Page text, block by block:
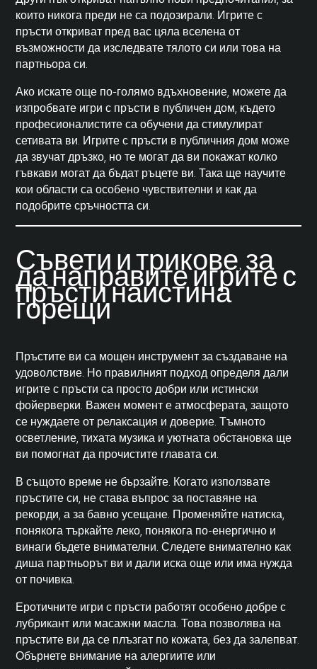
които никога преди не са подозирали. Игрите с
пръсти откриват пред вас цяла вселена от
възможности да изследвате тялото си или това на
партньора си.
Ако искате още по-голямо вдъхновение, можете да
изпробвате игри с пръсти в публичен дом, където
професионалистите са обучени да стимулират
сетивата ви. Игрите с пръсти в публичния дом може
да звучат дръзко, но те могат да ви покажат колко
гъвкави могат да бъдат ръцете ви. Така ще научите
кои области са особено чувствителни и как да
подобрите сръчността си.
Съвети и трикове, за
да направите игрите с
пръсти наистина
горещи
Пръстите ви са мощен инструмент за създаване на
удоволствие. Но правилният подход определя дали
игрите с пръсти са просто добри или истински
фойерверки. Важен момент е атмосферата, защото
се нуждаете от релаксация и доверие. Тъмното
осветление, тихата музика и уютната обстановка ще
ви помогнат да прочистите главата си.
В същото време не бързайте. Когато използвате
пръстите си, не става въпрос за поставяне на
рекорди, а за бавно усещане. Променяйте натиска,
понякога търкайте леко, понякога по-енергично и
винаги бъдете внимателни. Следете внимателно как
диша партньорът ви и дали иска още или има нужда
от почивка.
Еротичните игри с пръсти работят особено добре с
лубрикант или масажни масла. Това позволява на
пръстите ви да се плъзгат по кожата, без да залепват.
Обърнете внимание на алергиите или